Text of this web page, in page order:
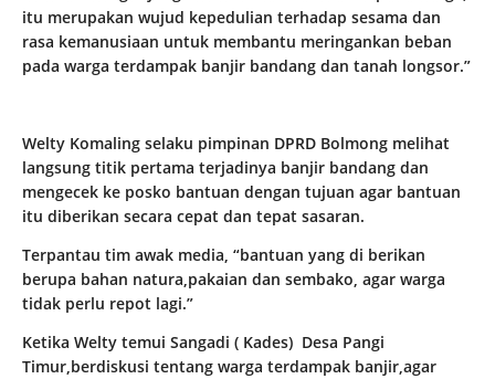
itu merupakan wujud kepedulian terhadap sesama dan
rasa kemanusiaan untuk membantu meringankan beban
pada warga terdampak banjir bandang dan tanah longsor.”
Welty Komaling selaku pimpinan DPRD Bolmong melihat
langsung titik pertama terjadinya banjir bandang dan
mengecek ke posko bantuan dengan tujuan agar bantuan
itu diberikan secara cepat dan tepat sasaran.
Terpantau tim awak media, “bantuan yang di berikan
berupa bahan natura,pakaian dan sembako, agar warga
tidak perlu repot lagi.”
Ketika Welty temui Sangadi ( Kades) Desa Pangi
Timur,berdiskusi tentang warga terdampak banjir,agar